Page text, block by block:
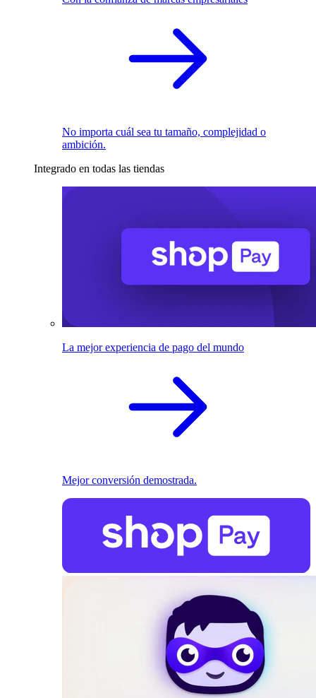
No importa cuál sea tu tamaño, complejidad o
ambición.
Integrado en todas las tiendas
La mejor experiencia de pago del mundo
Mejor conversión demostrada.